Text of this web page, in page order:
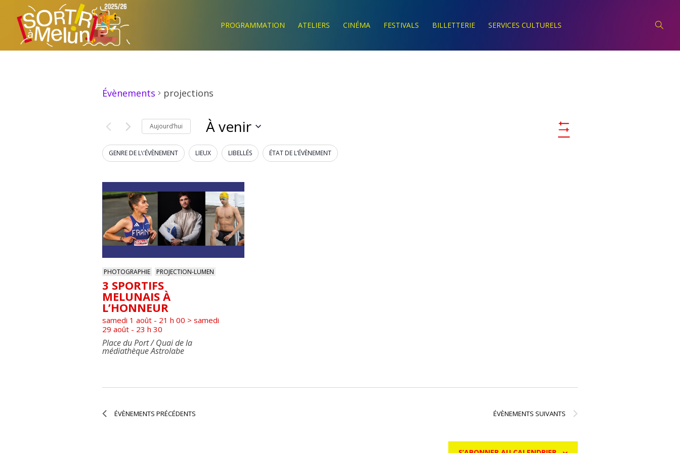
PROGRAMMATION ATELIERS CINÉMA FESTIVALS BILLETTERIE SERVICES CULTURELS
Évènements projections
Navigation
ParCacher Les Filtres
Aujourd’hui À venir
Sélectionnez
la
Filtres
La
modification
l'une
des
entrées
du
formulaire
entraînera
l'actualisation
de
la
liste
des
événements
avec
filtrés.
GENRE DE L\'ÉVÈNEMENT LIEUX LIBELLÉS ÉTAT DE L’ÉVÈNEMENT
List
Of
Events
In
Photo
View
PHOTOGRAPHIE PROJECTION-LUMEN
3 SPORTIFS
MELUNAIS À
L’HONNEUR
samedi 1 août - 21 h 00 > samedi
29 août - 23 h 30
Place du Port / Quai de la
médiathèque Astrolabe
ÉVÈNEMENTS PRÉCÉDENTS ÉVÈNEMENTS SUIVANTS